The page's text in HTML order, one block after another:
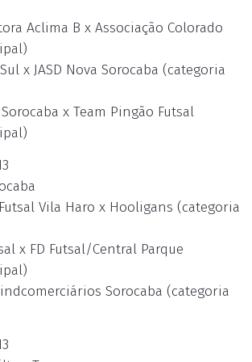
Aclima B x Associação Colorado
x JASD Nova Sorocaba (categoria
x Team Pingão Futsal
Vila Haro x Hooligans (categoria
x FD Futsal/Central Parque
Sorocaba (categoria